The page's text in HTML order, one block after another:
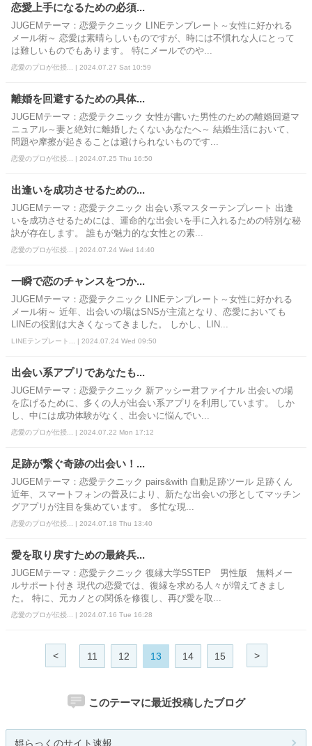
恋愛上手になるための必須...
JUGEMテーマ：恋愛テクニック LINEテンプレート～女性に好かれる
メール術～ 恋愛は素晴らしいものですが、時には不慣れな人にとって
は難しいものでもあります。 特にメールでのや...
恋愛のプロが伝授... | 2024.07.27 Sat 10:59
離婚を回避するための具体...
JUGEMテーマ：恋愛テクニック 女性が書いた男性のための離婚回避マ
ニュアル～妻と絶対に離婚したくないあなたへ～ 結婚生活において、
問題や摩擦が起きることは避けられないものです...
恋愛のプロが伝授... | 2024.07.25 Thu 16:50
出逢いを成功させるための...
JUGEMテーマ：恋愛テクニック 出会い系マスターテンプレート 出逢
いを成功させるためには、運命的な出会いを手に入れるための特別な秘
訣が存在します。 誰もが魅力的な女性との素...
恋愛のプロが伝授... | 2024.07.24 Wed 14:40
一瞬で恋のチャンスをつか...
JUGEMテーマ：恋愛テクニック LINEテンプレート～女性に好かれる
メール術～ 近年、出会いの場はSNSが主流となり、恋愛においても
LINEの役割は大きくなってきました。 しかし、LIN...
LINEテンプレート... | 2024.07.24 Wed 09:50
出会い系アプリであなたも...
JUGEMテーマ：恋愛テクニック 新アッシー君ファイナル 出会いの場
を広げるために、多くの人が出会い系アプリを利用しています。 しか
し、中には成功体験がなく、出会いに悩んでい...
恋愛のプロが伝授... | 2024.07.22 Mon 17:12
足跡が繋ぐ奇跡の出会い！...
JUGEMテーマ：恋愛テクニック pairs&with 自動足跡ツール 足跡くん
近年、スマートフォンの普及により、新たな出会いの形としてマッチン
グアプリが注目を集めています。 多忙な現...
恋愛のプロが伝授... | 2024.07.18 Thu 13:40
愛を取り戻すための最終兵...
JUGEMテーマ：恋愛テクニック 復縁大学5STEP 男性版 無料メー
ルサポート付き 現代の恋愛では、復縁を求める人々が増えてきまし
た。 特に、元カノとの関係を修復し、再び愛を取...
恋愛のプロが伝授... | 2024.07.16 Tue 16:28
< 11 12 13 14 15 >
このテーマに最近投稿したブログ
娯らっくのサイト速報